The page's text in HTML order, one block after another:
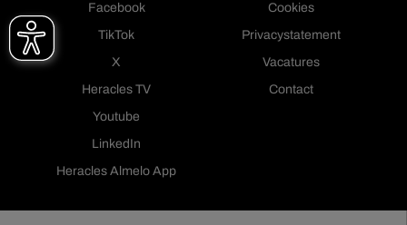
Facebook
TikTok
X
Heracles TV
Youtube
LinkedIn
Heracles Almelo App
Cookies
Privacystatement
Vacatures
Contact